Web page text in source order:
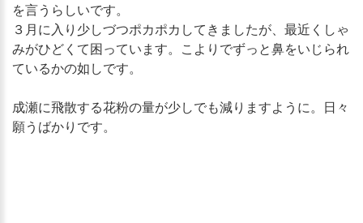
を言うらしいです。
３月に入り少しづつポカポカしてきましたが、最近くしゃ
みがひどくて困っています。こよりでずっと鼻をいじられ
ているかの如しです。
成瀬に飛散する花粉の量が少しでも減りますように。日々
願うばかりです。